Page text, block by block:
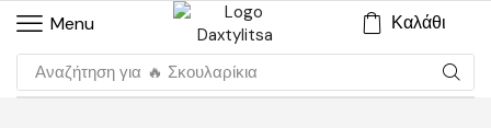
Menu Καλάθι
Αναζήτηση για 🔥 Σκουλαρίκια